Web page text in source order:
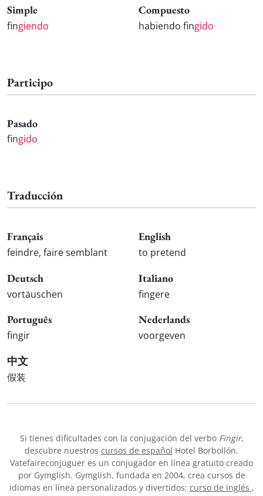
Simple
fingiendo
Compuesto
habiendo fingido
Participo
Pasado
fingido
Traducción
Français
feindre, faire semblant
English
to pretend
Deutsch
vortäuschen
Italiano
fingere
Português
fingir
Nederlands
voorgeven
中文
假装
Si tienes dificultades con la conjugación del verbo Fingir,
descubre nuestros cursos de español Hotel Borbollón.
Vatefaireconjuguer es un conjugador en línea gratuito creado
por Gymglish. Gymglish, fundada en 2004, crea cursos de
idiomas en línea personalizados y divertidos: curso de inglés ,